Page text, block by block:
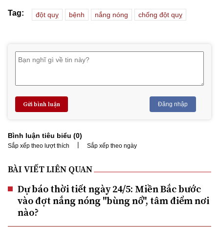
Tag: đột quỵ bệnh nắng nóng chống đột quỵ
Gửi bình luận Đăng nhập
Bình luận tiêu biểu (0)
Sắp xếp theo lượt thích | Sắp xếp theo ngày
BÀI VIẾT LIÊN QUAN
Dự báo thời tiết ngày 24/5: Miền Bắc bước
vào đợt nắng nóng "bùng nổ", tâm điểm nơi
nào?